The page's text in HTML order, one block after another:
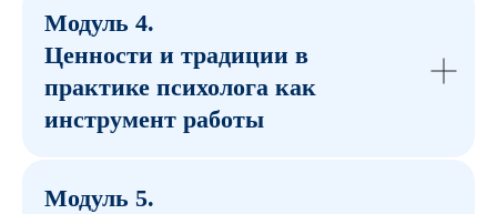
Модуль 4.
Ценности и традиции в
практике психолога как
инструмент работы
Модуль 5.